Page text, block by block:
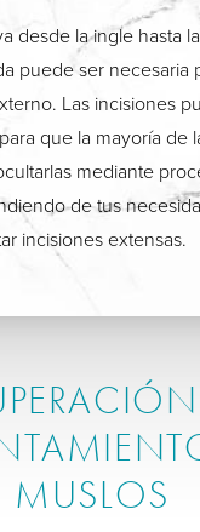
desde la ingle hasta
puede ser necesaria
Las incisiones
que la mayoría de
mediante
de tus
incisiones extensas.
MUSLOS